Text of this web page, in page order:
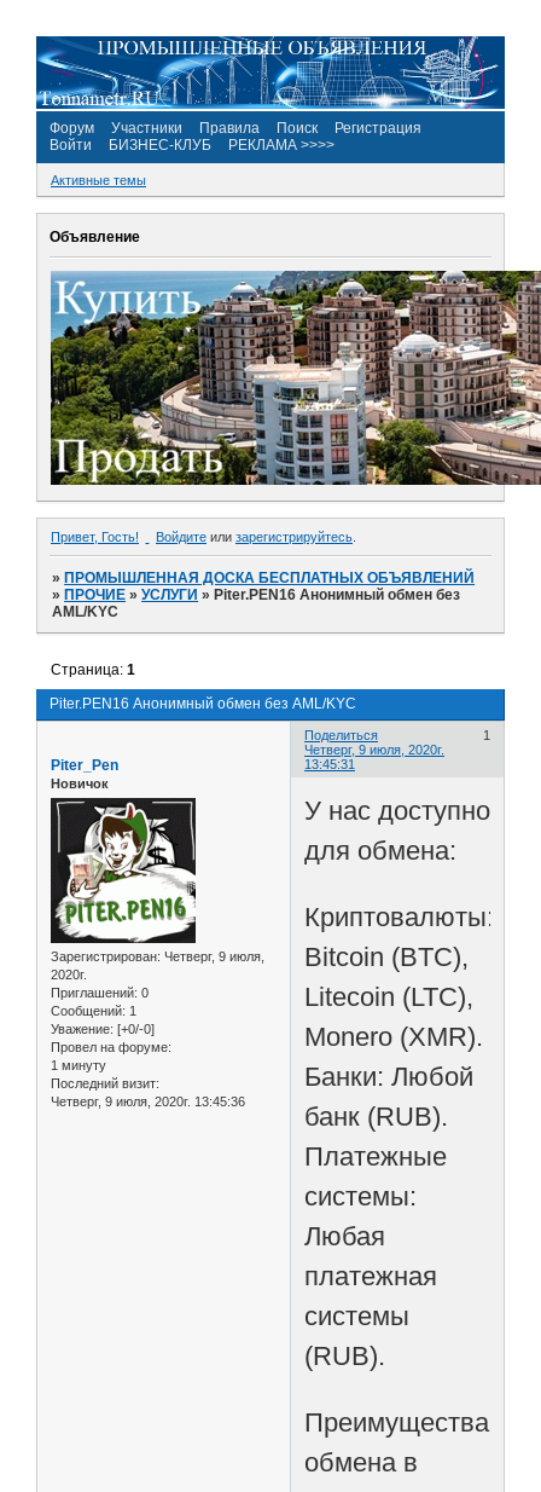
Форум Участники Правила Поиск
Регистрация
Войти
БИЗНЕС-КЛУБ РЕКЛАМА >>>>
Активные темы
Объявление
Привет, Гость! Войдите или зарегистрируйтесь
»ПРОМЫШЛЕННАЯ ДОСКА БЕСПЛАТНЫХ ОБЪЯВЛЕНИЙ
»ПРОЧИЕ »УСЛУГИ »Piter.PEN16 Анонимный обмен без
AML/KYC
Piter.PEN16 Анонимный обмен без AML/KYC
Страница:1
Поделиться
1
Четверг, 9 июля, 2020г.
13:45:31
Piter_Pen
Новичок
Зарегистрирован: Четверг, 9 июля,
2020г.
Приглашений: 0
Сообщений: 1
Уважение: [+0/-0]
Провел на форуме:
1 минуту
Последний визит:
Четверг, 9 июля, 2020г. 13:45:36
У нас доступно
для обмена:
Криптовалюты:
Bitcoin (BTC),
Litecoin (LTC),
Monero (XMR).
Банки: Любой
банк (RUB).
Платежные
системы:
Любая
платежная
системы
(RUB).
Преимущества
обмена в